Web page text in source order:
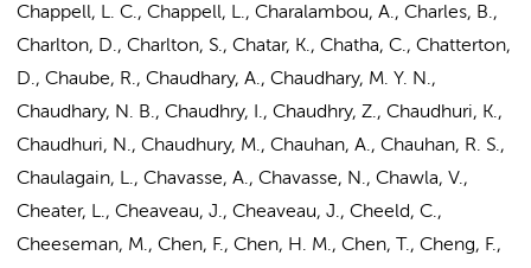
Chappell, L. C., Chappell, L., Charalambou, A., Charles, B.,
Charlton, D., Charlton, S., Chatar, K., Chatha, C., Chatterton,
D., Chaube, R., Chaudhary, A., Chaudhary, M. Y. N.,
Chaudhary, N. B., Chaudhry, I., Chaudhry, Z., Chaudhuri, K.,
Chaudhuri, N., Chaudhury, M., Chauhan, A., Chauhan, R. S.,
Chaulagain, L., Chavasse, A., Chavasse, N., Chawla, V.,
Cheater, L., Cheaveau, J., Cheaveau, J., Cheeld, C.,
Cheeseman, M., Chen, F., Chen, H. M., Chen, T., Cheng, F.,